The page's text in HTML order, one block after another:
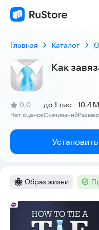
Главная Каталог
Kак
Рейтинг:
0,0
(
Нет оценок
)
Скачиваний
до 1 тыс
Размер
10.4
Категория:
Образ жизни Тег :